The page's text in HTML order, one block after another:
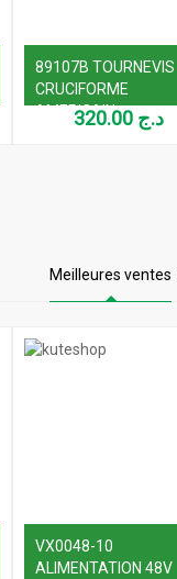
89107B TOURNEVIS
CRUCIFORME
AMERICAIN
د.ج
Meilleures ventes
VX0048-10
ALIMENTATION 48V